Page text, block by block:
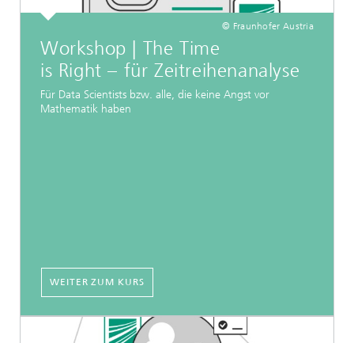
© Fraunhofer Austria
Workshop | The Time
is Right – für Zeitreihenanalyse
Für Data Scientists bzw. alle, die keine Angst vor
Mathematik haben
WEITER ZUM KURS